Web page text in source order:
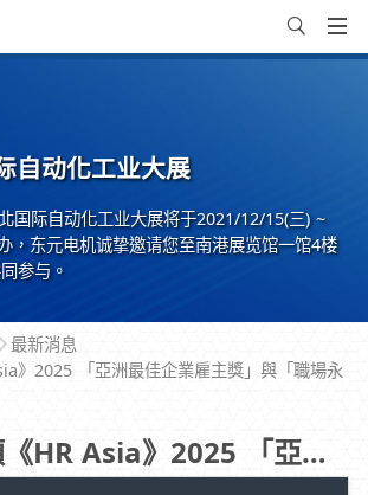
自动化工业大展
国际自动化工业大展将于2021/12/15(三) ~
，东元电机诚挚邀请您至南港展览馆一馆4楼
参与。
最新消息
》2025 「亞洲最佳企業雇主獎」與「職場永
2025 「亞洲最佳企業雇主獎」與「職場永續獎」